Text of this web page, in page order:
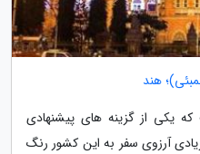
هند
یکی از گزینه های پیشنهادی
آرزوی سفر به این کشور رنگ